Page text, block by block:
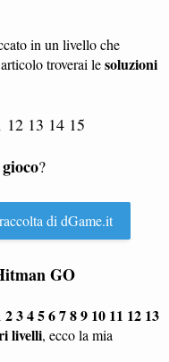
in un livello che
troverai lesoluzioni
12 13 14 15
?
di dGame.it
GO
3 4 5 6 7 8 9 10 11 12 13
livelli, ecco la mia